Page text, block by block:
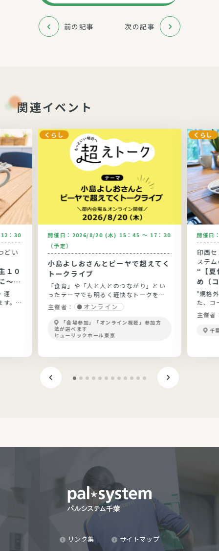
前の記事 次の記事
関連イベント
：30
どい
１０
～健
践
運
す。
くらし
開催日： 2026/8/20 (木) 15：45 ～ 17：30
（予定）
小島よしおさんとピーヤで超えてく
トークライブ
「食育」や「人と人とのつながり」とい
ったテーマでも明るく軽快なトークを展
開！
主催者： オンライン
「会場参加」「オンライン視聴」参加方
法が選べます
ヒューリックホール東京
くらし
開催日
印西
ステ
“【夏
め（
う”
"規格
た、コ
主催者
千
リンク集 サイトマップ